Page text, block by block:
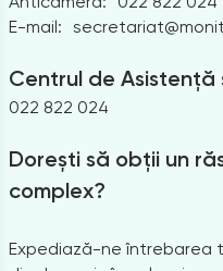
E-mail:
Centrul de Asistență
022 822 024
Dorești să obții un
complex?
Expediază-ne întrebarea